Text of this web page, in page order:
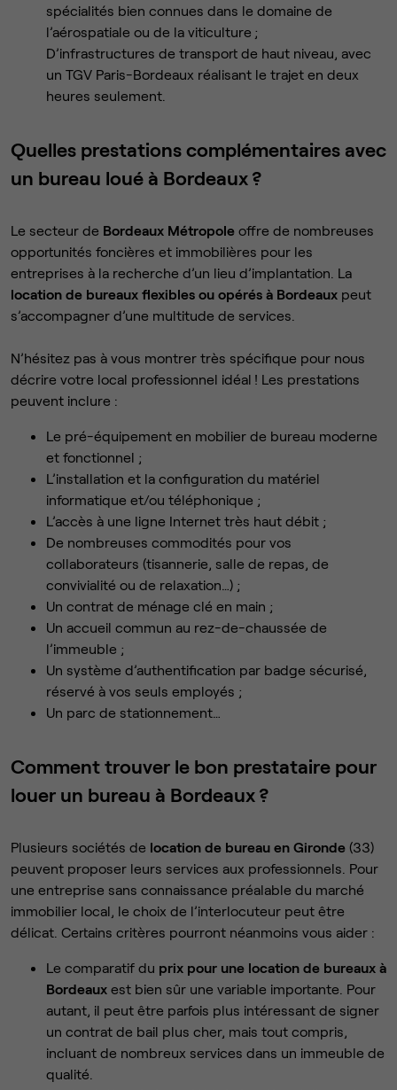
spécialités bien connues dans le domaine de
l’aérospatiale ou de la viticulture ;
D’infrastructures de transport de haut niveau, avec
un TGV Paris-Bordeaux réalisant le trajet en deux
heures seulement.
Quelles prestations complémentaires avec
un bureau loué à Bordeaux ?
Le secteur de Bordeaux Métropole offre de nombreuses
opportunités foncières et immobilières pour les
entreprises à la recherche d’un lieu d’implantation. La
location de bureaux flexibles ou opérés à Bordeaux peut
s’accompagner d’une multitude de services.
N’hésitez pas à vous montrer très spécifique pour nous
décrire votre local professionnel idéal ! Les prestations
peuvent inclure :
Le pré-équipement en mobilier de bureau moderne
et fonctionnel ;
L’installation et la configuration du matériel
informatique et/ou téléphonique ;
L’accès à une ligne Internet très haut débit ;
De nombreuses commodités pour vos
collaborateurs (tisannerie, salle de repas, de
convivialité ou de relaxation…) ;
Un contrat de ménage clé en main ;
Un accueil commun au rez-de-chaussée de
l’immeuble ;
Un système d’authentification par badge sécurisé,
réservé à vos seuls employés ;
Un parc de stationnement…
Comment trouver le bon prestataire pour
louer un bureau à Bordeaux ?
Plusieurs sociétés de location de bureau en Gironde (33)
peuvent proposer leurs services aux professionnels. Pour
une entreprise sans connaissance préalable du marché
immobilier local, le choix de l’interlocuteur peut être
délicat. Certains critères pourront néanmoins vous aider :
Le comparatif du prix pour une location de bureaux à
Bordeaux est bien sûr une variable importante. Pour
autant, il peut être parfois plus intéressant de signer
un contrat de bail plus cher, mais tout compris,
incluant de nombreux services dans un immeuble de
qualité.